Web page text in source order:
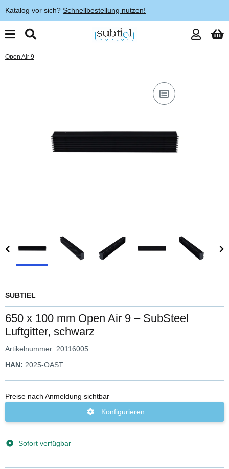
Katalog vor sich? Schnellbestellung nutzen!
Open Air 9
SUBTIEL
650 x 100 mm Open Air 9 – SubSteel
Luftgitter, schwarz
Artikelnummer: 20116005
HAN: 2025-OAST
Preise nach Anmeldung sichtbar
Konfigurieren
Sofort verfügbar